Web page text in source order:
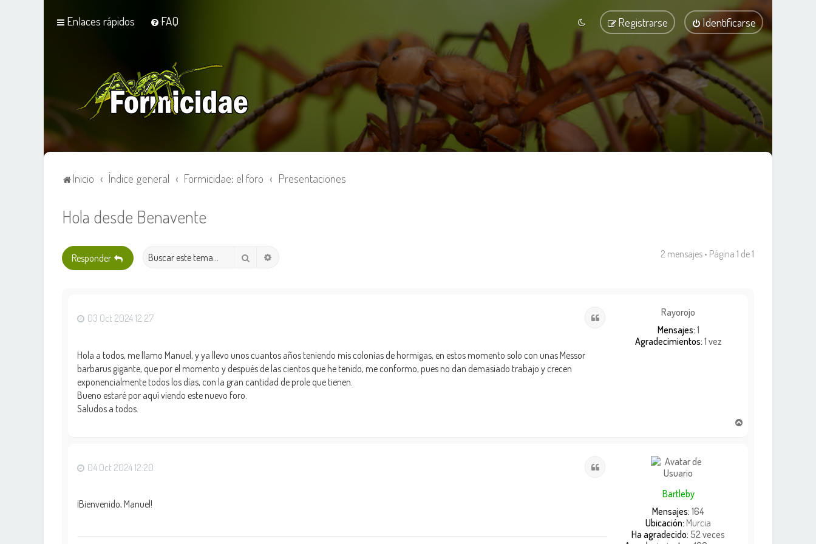
Enlaces rápidos FAQ Identificarse
Registrarse
Inicio Índice general Formicidae: el foro Presentaciones
Hola desde Benavente
Responder Buscar 2 mensajes • Página 1 de1
Rayorojo
Mensajes: 1
Agradecimientos: 1 vez
03 Oct 2024 12:27
Hola a todos, me llamo Manuel, y ya llevo unos cuantos años teniendo mis colonias de hormigas, en estos momento solo con unas Messor
barbarus gigante, que por el momento y después de las cientos que he tenido, me conformo, pues no dan demasiado trabajo y crecen
exponencialmente todos los días, con la gran cantidad de prole que tienen.
Bueno estaré por aquí viendo este nuevo foro.
Saludos a todos.
Bartleby
Mensajes: 164
Ubicación: Murcia
Ha agradecido: 52 veces
04 Oct 2024 12:20
¡Bienvenido, Manuel!